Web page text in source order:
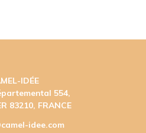
IDÉE
554,
83210, FRANCE
idee.com